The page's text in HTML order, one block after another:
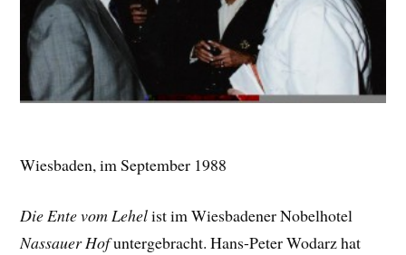
Wiesbaden, im September 1988
Die Ente vom Lehelist im Wiesbadener Nobelhotel
Nassauer Hofuntergebracht. Hans-Peter Wodarz hat